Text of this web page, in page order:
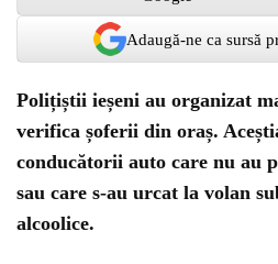
Adaugă-ne ca sursă
Polițiștii ieșeni au organizat
verifica șoferii din oraș.
conducătorii auto care nu au
sau care s-au urcat la volan
alcoolice.